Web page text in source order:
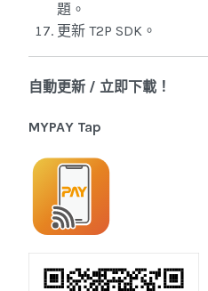
題。
更新 T2P SDK。
自動更新 / 立即下載！
MYPAY Tap